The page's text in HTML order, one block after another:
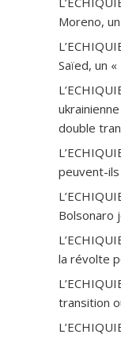
Moreno,
Saïed, un
double
peuvent-ils
Bolsonaro
la révolte
transition